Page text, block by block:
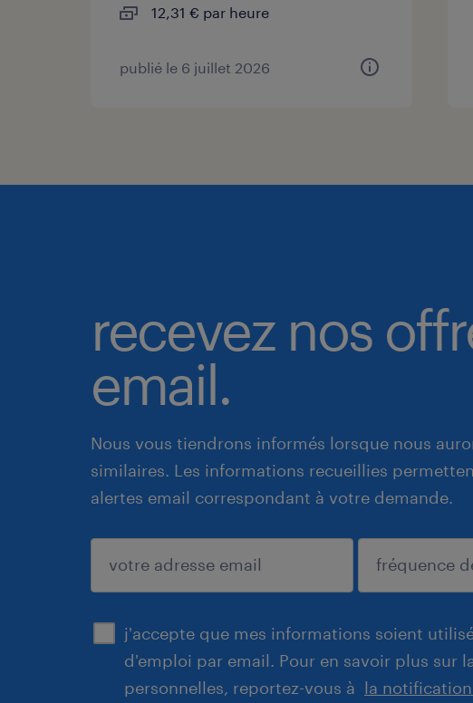
12,31 € par heure
publié le 6 juillet 2026
recevez nos
email.
Nous vous tiendrons informés lorsque nous
similaires. Les informations recueillies
alertes email correspondant à votre demande.
j'accepte que mes informations soient
d'emploi par email. Pour en savoir plus sur
personnelles, reportez-vous à la
enregistrer